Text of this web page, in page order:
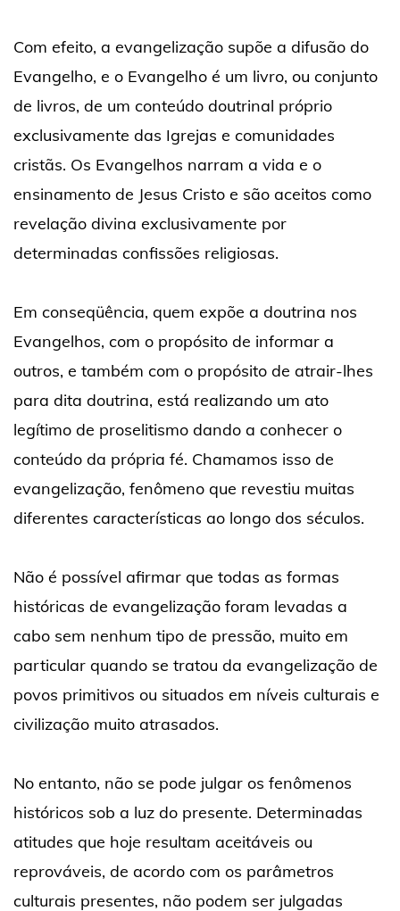
Com efeito, a evangelização supõe a difusão do
Evangelho, e o Evangelho é um livro, ou conjunto
de livros, de um conteúdo doutrinal próprio
exclusivamente das Igrejas e comunidades
cristãs. Os Evangelhos narram a vida e o
ensinamento de Jesus Cristo e são aceitos como
revelação divina exclusivamente por
determinadas confissões religiosas.
Em conseqüência, quem expõe a doutrina nos
Evangelhos, com o propósito de informar a
outros, e também com o propósito de atrair-lhes
para dita doutrina, está realizando um ato
legítimo de proselitismo dando a conhecer o
conteúdo da própria fé. Chamamos isso de
evangelização, fenômeno que revestiu muitas
diferentes características ao longo dos séculos.
Não é possível afirmar que todas as formas
históricas de evangelização foram levadas a
cabo sem nenhum tipo de pressão, muito em
particular quando se tratou da evangelização de
povos primitivos ou situados em níveis culturais e
civilização muito atrasados.
No entanto, não se pode julgar os fenômenos
históricos sob a luz do presente. Determinadas
atitudes que hoje resultam aceitáveis ou
reprováveis, de acordo com os parâmetros
culturais presentes, não podem ser julgadas